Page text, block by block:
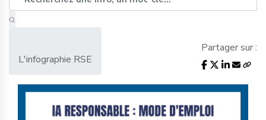
L'infographie RSE
Partager sur :